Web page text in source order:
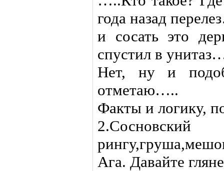
года назад
и сосать это
спустил в
Нет, ну и
отметаю…..
Факты и логику,
Ага. Давайте